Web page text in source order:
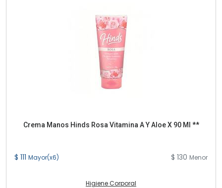
Crema Manos Hinds Rosa Vitamina A Y Aloe X 90 Ml **
$ 111 Mayor(x6) $ 130 Menor
Higiene Corporal